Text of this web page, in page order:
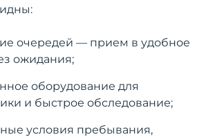
очередей — прием в удобное
ожидания;
оборудование для
и быстрое обследование;
условия пребывания,